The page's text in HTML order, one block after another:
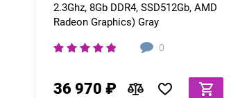
2.3Ghz, 8Gb DDR4, SSD512Gb, AMD
Radeon Graphics) Gray
0
36 970 ₽